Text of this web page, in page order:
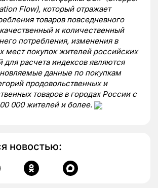
Flow), который отражает
товаров повседневного
и количественный
потребления, изменения в
мест покупок жителей российских
для расчета индексов являются
данные по покупкам
продовольственных и
товаров в городах России с
000 жителей и более.
новостью: